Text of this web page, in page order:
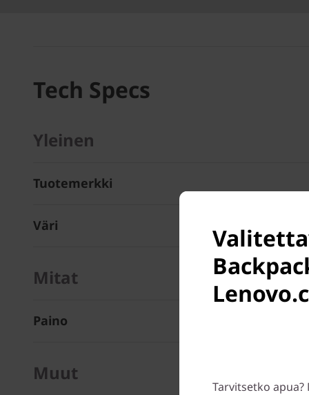
Tech Specs
Yleinen
Tuotemerkki
Väri
Mitat
Paino
Muut
Tarvitsetko apua?